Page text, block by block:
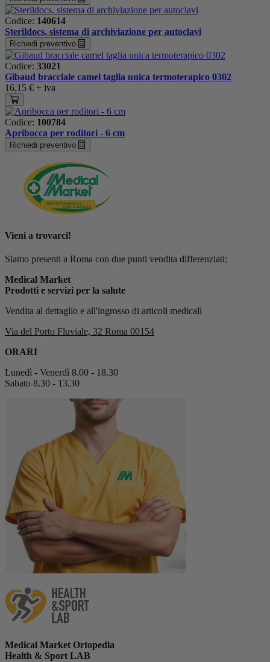
Codice: 140614
Sterildocs, sistema di archiviazione per autoclavi
Richiedi preventivo
Codice: 33021
Gibaud bracciale camel taglia unica termoterapico 0302
16,15 € + iva
Codice: 100784
Apribocca per roditori - 6 cm
Richiedi preventivo
Vieni a trovarci!
Siamo presenti a Roma con due punti vendita differenziati:
Medical Market
Prodotti e servizi per la salute
Vendita al dettaglio e all'ingrosso di articoli medicali
Via del Porto Fluviale, 32 Roma 00154
ORARI
Lunedì - Venerdì 8.00 - 18.30
Sabato 8.30 - 13.30
Medical Market Ortopedia
Health & Sport LAB